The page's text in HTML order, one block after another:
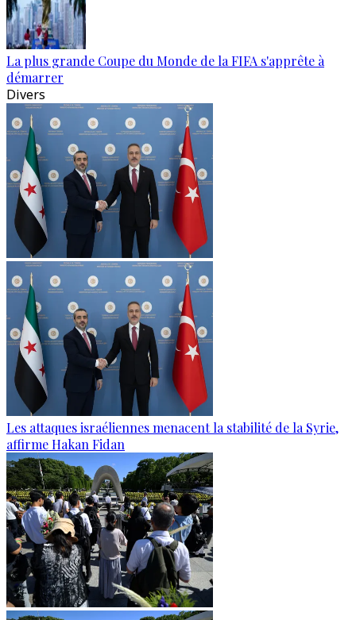
La plus grande Coupe du Monde de la FIFA s'apprête à
démarrer
Divers
Les attaques israéliennes menacent la stabilité de la Syrie,
affirme Hakan Fidan